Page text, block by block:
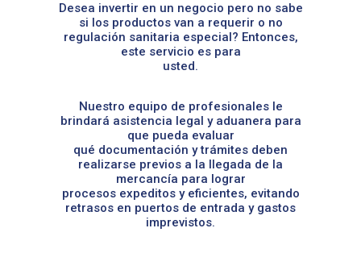
Desea invertir en un negocio pero no sabe
si los productos van a requerir o no
regulación sanitaria especial? Entonces,
este servicio es para
usted.
Nuestro equipo de profesionales le
brindará asistencia legal y aduanera para
que pueda evaluar
qué documentación y trámites deben
realizarse previos a la llegada de la
mercancía para lograr
procesos expeditos y eficientes, evitando
retrasos en puertos de entrada y gastos
imprevistos.